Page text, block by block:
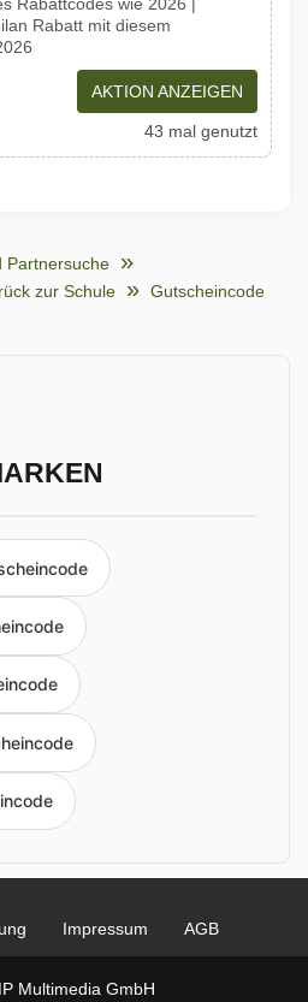
Rabatt mit diesem
AKTION ANZEIGEN
43 mal genutzt
Partnersuche
zur Schule
Gutscheincode
Impressum AGB
Multimedia GmbH